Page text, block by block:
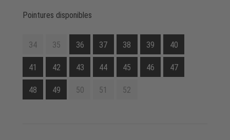
Pointures disponibles
34 35 36 37 38 39 40
41 42 43 44 45 46 47
48 49 50 51 52